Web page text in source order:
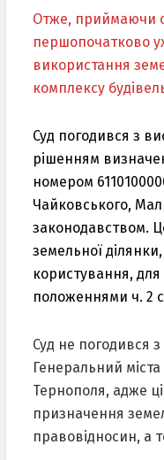
Отже, приймаючи
першопочатково
використання
комплексу
Суд погодився з
рішенням
номером
Чайковського,
законодавством.
земельної ділянки,
користування,
положеннями ч. 2
Суд не погодився
Генеральний
Тернополя, адже
призначення
правовідносин, а